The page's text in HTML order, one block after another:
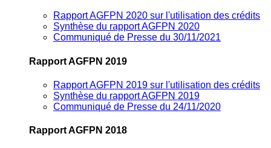
Rapport AGFPN 2020 sur l'utilisation des crédits
Synthèse du rapport AGFPN 2020
Communiqué de Presse du 30/11/2021
Rapport AGFPN 2019
Rapport AGFPN 2019 sur l'utilisation des crédits
Synthèse du rapport AGFPN 2019
Communiqué de Presse du 24/11/2020
Rapport AGFPN 2018